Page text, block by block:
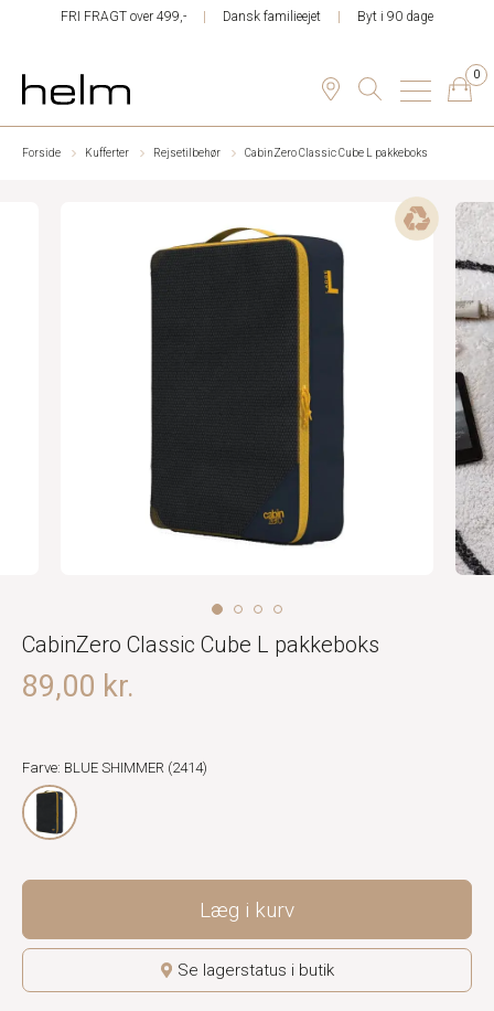
FRI FRAGT over 499,- Dansk familieejet Byt i 90 dage
0
Forside Kufferter Rejsetilbehør CabinZero Classic Cube L pakkeboks
CabinZero Classic Cube L pakkeboks
89,00 kr.
Farve: BLUE SHIMMER (2414)
Læg i kurv
Se lagerstatus i butik